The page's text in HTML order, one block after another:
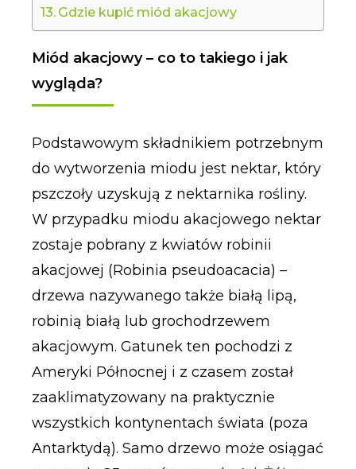
Gdzie kupić miód akacjowy
Miód akacjowy – co to takiego i jak
wygląda?
Podstawowym składnikiem potrzebnym
do wytworzenia miodu jest nektar, który
pszczoły uzyskują z nektarnika rośliny.
W przypadku miodu akacjowego nektar
zostaje pobrany z kwiatów robinii
akacjowej (Robinia pseudoacacia) –
drzewa nazywanego także białą lipą,
robinią białą lub grochodrzewem
akacjowym. Gatunek ten pochodzi z
Ameryki Północnej i z czasem został
zaaklimatyzowany na praktycznie
wszystkich kontynentach świata (poza
Antarktydą). Samo drzewo może osiągać